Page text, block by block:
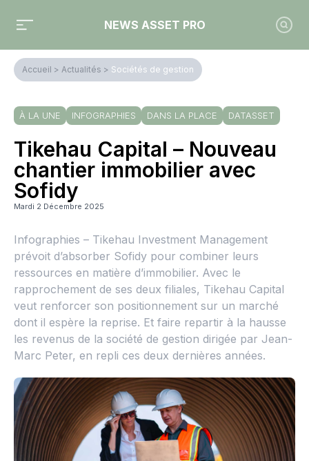
NEWS ASSET PRO
Accueil > Actualités > Sociétés de gestion
À LA UNE INFOGRAPHIES DANS LA PLACE DATASSET
Tikehau Capital – Nouveau
chantier immobilier avec
Sofidy
Mardi 2 Décembre 2025
Infographies – Tikehau Investment Management
prévoit d’absorber Sofidy pour combiner leurs
ressources en matière d’immobilier. Avec le
rapprochement de ses deux filiales, Tikehau Capital
veut renforcer son positionnement sur un marché
dont il espère la reprise. Et faire repartir à la hausse
les revenus de la société de gestion dirigée par Jean-
Marc Peter, en repli ces deux dernières années.